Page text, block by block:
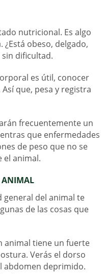
nutricional. Es algo
¿Está obeso, delgado,
sin dificultad.
es útil, conocer
que, pesa y registra
frecuentemente un
que enfermedades
de peso que no se
el animal.
ANIMAL
general del animal te
de las cosas que
animal tiene un fuerte
Verás el dorso
abdomen deprimido.